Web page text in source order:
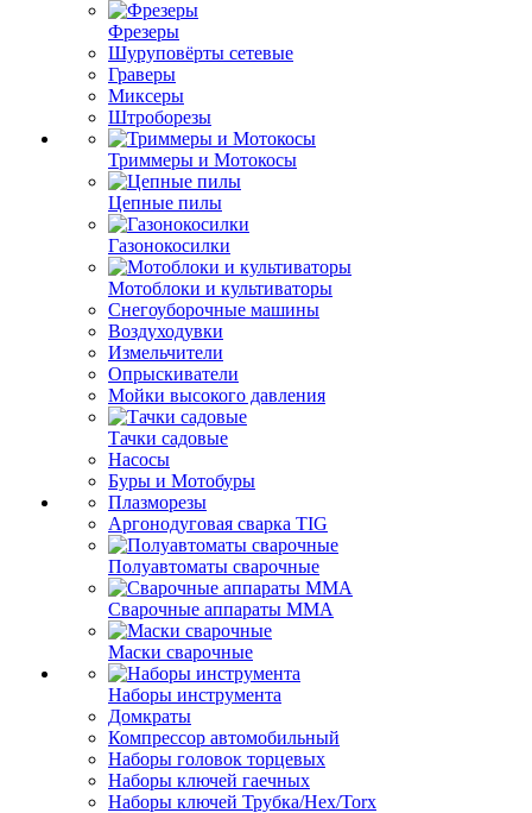
Фрезеры
Шуруповёрты сетевые
Граверы
Миксеры
Штроборезы
Триммеры и Мотокосы
Цепные пилы
Газонокосилки
Мотоблоки и культиваторы
Снегоуборочные машины
Воздуходувки
Измельчители
Опрыскиватели
Мойки высокого давления
Тачки садовые
Насосы
Буры и Мотобуры
Плазморезы
Аргонодуговая сварка TIG
Полуавтоматы сварочные
Сварочные аппараты ММА
Маски сварочные
Наборы инструмента
Домкраты
Компрессор автомобильный
Наборы головок торцевых
Наборы ключей гаечных
Наборы ключей Трубка/Hex/Torx